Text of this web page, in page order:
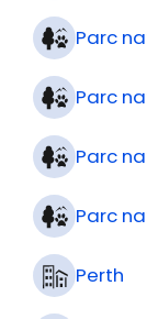
Parc
Parc
Parc
Parc
Perth